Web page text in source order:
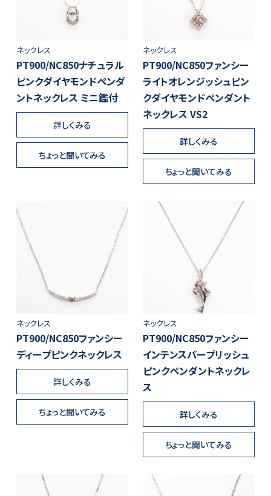
ネックレス
PT900/NC850ナチュラル
ピンクダイヤモンドペンダ
ントネックレス ミニ鑑付
詳しくみる
ちょっと聞いてみる
ネックレス
PT900/NC850ファンシー
ライトオレンジッシュピン
クダイヤモンドペンダント
ネックレス VS2
詳しくみる
ちょっと聞いてみる
ネックレス
PT900/NC850ファンシー
ディープピンクネックレス
詳しくみる
ちょっと聞いてみる
ネックレス
PT900/NC850ファンシー
インテンスパープリッシュ
ピンクペンダントネックレ
ス
詳しくみる
ちょっと聞いてみる